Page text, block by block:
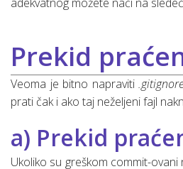
Prekid
Veoma je bitno napraviti
prati čak i ako taj neželjeni fajl
a) Prekid
Ukoliko su greškom commit-